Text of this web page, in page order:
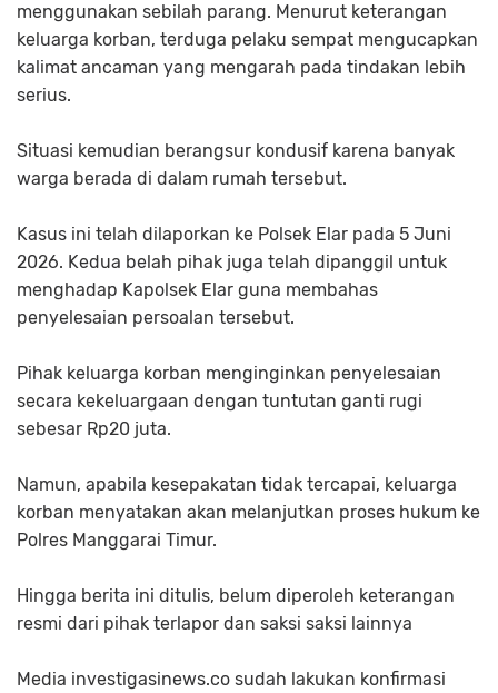
menggunakan sebilah parang. Menurut keterangan
keluarga korban, terduga pelaku sempat mengucapkan
kalimat ancaman yang mengarah pada tindakan lebih
serius.
Situasi kemudian berangsur kondusif karena banyak
warga berada di dalam rumah tersebut.
Kasus ini telah dilaporkan ke Polsek Elar pada 5 Juni
2026. Kedua belah pihak juga telah dipanggil untuk
menghadap Kapolsek Elar guna membahas
penyelesaian persoalan tersebut.
Pihak keluarga korban menginginkan penyelesaian
secara kekeluargaan dengan tuntutan ganti rugi
sebesar Rp20 juta.
Namun, apabila kesepakatan tidak tercapai, keluarga
korban menyatakan akan melanjutkan proses hukum ke
Polres Manggarai Timur.
Hingga berita ini ditulis, belum diperoleh keterangan
resmi dari pihak terlapor dan saksi saksi lainnya
Media investigasinews.co sudah lakukan konfirmasi